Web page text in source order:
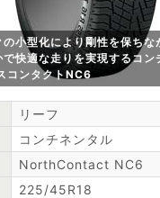
の小型化により剛性を保ちな
で快適な走りを実現するコン
コンタクトNC6
リーフ
コンチネンタル
NorthContact NC6
225/45R18